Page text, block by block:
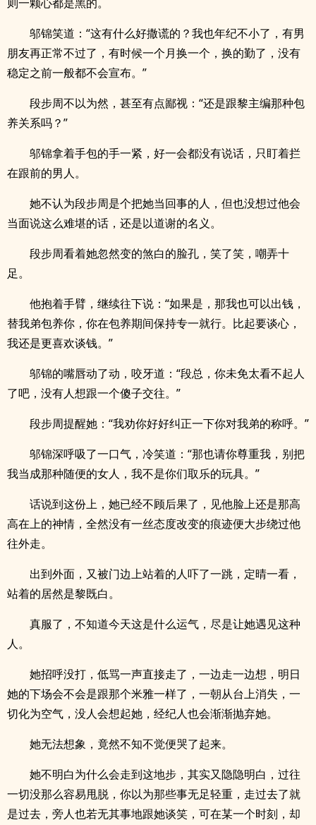
邬锦笑道：“这有什么好撒谎的？我也年纪不小了，有男
朋友再正常不过了，有时候一个月换一个，换的勤了，没有
稳定之前一般都不会宣布。”
段步周不以为然，甚至有点鄙视：“还是跟黎主编那种包
养关系吗？”
邬锦拿着手包的手一紧，好一会都没有说话，只盯着拦
在跟前的男人。
她不认为段步周是个把她当回事的人，但也没想过他会
当面说这么难堪的话，还是以道谢的名义。
段步周看着她忽然变的煞白的脸孔，笑了笑，嘲弄十
足。
他抱着手臂，继续往下说：“如果是，那我也可以出钱，
替我弟包养你，你在包养期间保持专一就行。比起要谈心，
我还是更喜欢谈钱。”
邬锦的嘴唇动了动，咬牙道：“段总，你未免太看不起人
了吧，没有人想跟一个傻子交往。”
段步周提醒她：“我劝你好好纠正一下你对我弟的称呼。”
邬锦深呼吸了一口气，冷笑道：“那也请你尊重我，别把
我当成那种随便的女人，我不是你们取乐的玩具。”
话说到这份上，她已经不顾后果了，见他脸上还是那高
高在上的神情，全然没有一丝态度改变的痕迹便大步绕过他
往外走。
出到外面，又被门边上站着的人吓了一跳，定晴一看，
站着的居然是黎既白。
真服了，不知道今天这是什么运气，尽是让她遇见这种
人。
她招呼没打，低骂一声直接走了，一边走一边想，明日
她的下场会不会是跟那个米雅一样了，一朝从台上消失，一
切化为空气，没人会想起她，经纪人也会渐渐抛弃她。
她无法想象，竟然不知不觉便哭了起来。
她不明白为什么会走到这地步，其实又隐隐明白，过往
一切没那么容易甩脱，你以为那些事无足轻重，走过去了就
是过去，旁人也若无其事地跟她谈笑，可在某一个时刻，却